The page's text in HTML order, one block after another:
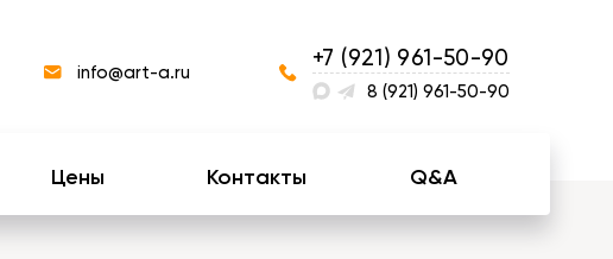
info@art-a.ru
+7 (921) 961-50-90
8 (921) 961-50-90
Цены Контакты Q&A